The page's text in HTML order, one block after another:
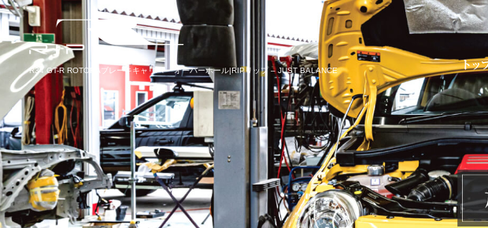
R34 GT-R ROTORAブレーキキャリパー オーバーホール|RIPリップ – JUST BALANCE